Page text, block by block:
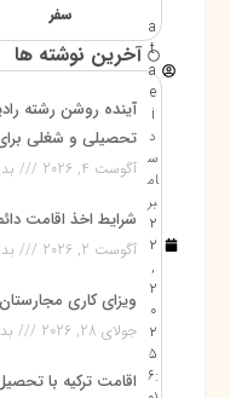
a
t
a
e
i
د
س
ام
بر
2
2
,
2
0
2
5
6:
سفر
آخرین نوشته ها
آینده روشن رشته
تحصیلی و شغلی
آگوست 4, 2026
شرایط اخذ اقامت
آگوست 2, 2026
ویزای کاری مجارستان 2026
جولای 28, 2026
اقامت ترکیه با